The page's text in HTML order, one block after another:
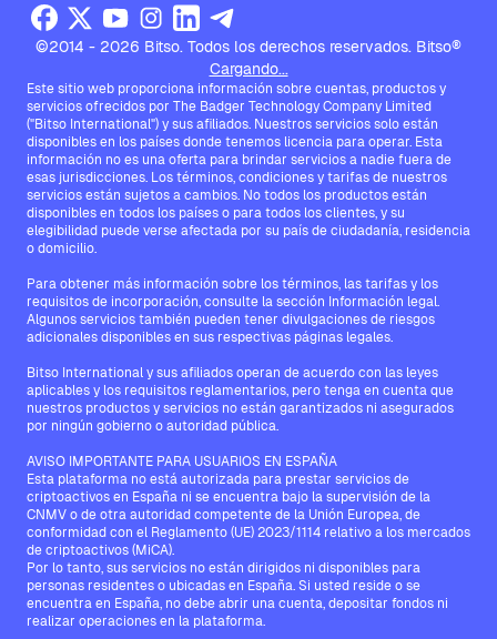
©2014 - 2026 Bitso. Todos los derechos reservados. Bitso®
Cargando...
Este sitio web proporciona información sobre cuentas, productos y
servicios ofrecidos por The Badger Technology Company Limited
("Bitso International") y sus afiliados. Nuestros servicios solo están
disponibles en los países donde tenemos licencia para operar. Esta
información no es una oferta para brindar servicios a nadie fuera de
esas jurisdicciones. Los términos, condiciones y tarifas de nuestros
servicios están sujetos a cambios. No todos los productos están
disponibles en todos los países o para todos los clientes, y su
elegibilidad puede verse afectada por su país de ciudadanía, residencia
o domicilio.
Para obtener más información sobre los términos, las tarifas y los
requisitos de incorporación, consulte la sección Información legal.
Algunos servicios también pueden tener divulgaciones de riesgos
adicionales disponibles en sus respectivas páginas legales.
Bitso International y sus afiliados operan de acuerdo con las leyes
aplicables y los requisitos reglamentarios, pero tenga en cuenta que
nuestros productos y servicios no están garantizados ni asegurados
por ningún gobierno o autoridad pública.
AVISO IMPORTANTE PARA USUARIOS EN ESPAÑA
Esta plataforma no está autorizada para prestar servicios de
criptoactivos en España ni se encuentra bajo la supervisión de la
CNMV o de otra autoridad competente de la Unión Europea, de
conformidad con el Reglamento (UE) 2023/1114 relativo a los mercados
de criptoactivos (MiCA).
Por lo tanto, sus servicios no están dirigidos ni disponibles para
personas residentes o ubicadas en España. Si usted reside o se
encuentra en España, no debe abrir una cuenta, depositar fondos ni
realizar operaciones en la plataforma.